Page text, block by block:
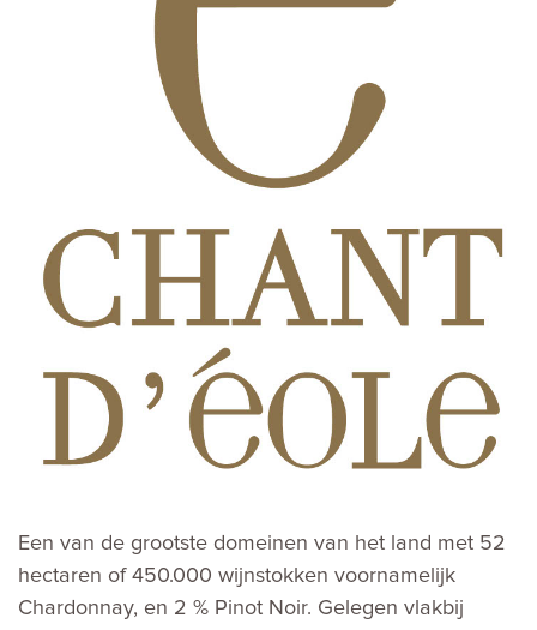
Een van de grootste domeinen van het land met 52
hectaren of 450.000 wijnstokken voornamelijk
Chardonnay, en 2 % Pinot Noir. Gelegen vlakbij